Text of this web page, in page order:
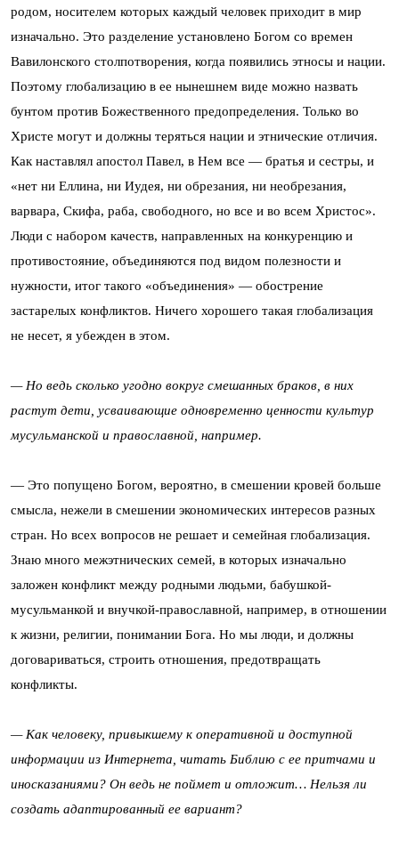
родом, носителем которых каждый человек приходит в мир
изначально. Это разделение установлено Богом со времен
Вавилонского столпотворения, когда появились этносы и нации.
Поэтому глобализацию в ее нынешнем виде можно назвать
бунтом против Божественного предопределения. Только во
Христе могут и должны теряться нации и этнические отличия.
Как наставлял апостол Павел, в Нем все — братья и сестры, и
«нет ни Еллина, ни Иудея, ни обрезания, ни необрезания,
варвара, Скифа, раба, свободного, но все и во всем Христос».
Люди с набором качеств, направленных на конкуренцию и
противостояние, объединяются под видом полезности и
нужности, итог такого «объединения» — обострение
застарелых конфликтов. Ничего хорошего такая глобализация
не несет, я убежден в этом.
— Но ведь сколько угодно вокруг смешанных браков, в них
растут дети, усваивающие одновременно ценности культур
мусульманской и православной, например.
— Это попущено Богом, вероятно, в смешении кровей больше
смысла, нежели в смешении экономических интересов разных
стран. Но всех вопросов не решает и семейная глобализация.
Знаю много межэтнических семей, в которых изначально
заложен конфликт между родными людьми, бабушкой-
мусульманкой и внучкой-православной, например, в отношении
к жизни, религии, понимании Бога. Но мы люди, и должны
договариваться, строить отношения, предотвращать
конфликты.
— Как человеку, привыкшему к оперативной и доступной
информации из Интернета, читать Библию с ее притчами и
иносказаниями? Он ведь не поймет и отложит… Нельзя ли
создать адаптированный ее вариант?